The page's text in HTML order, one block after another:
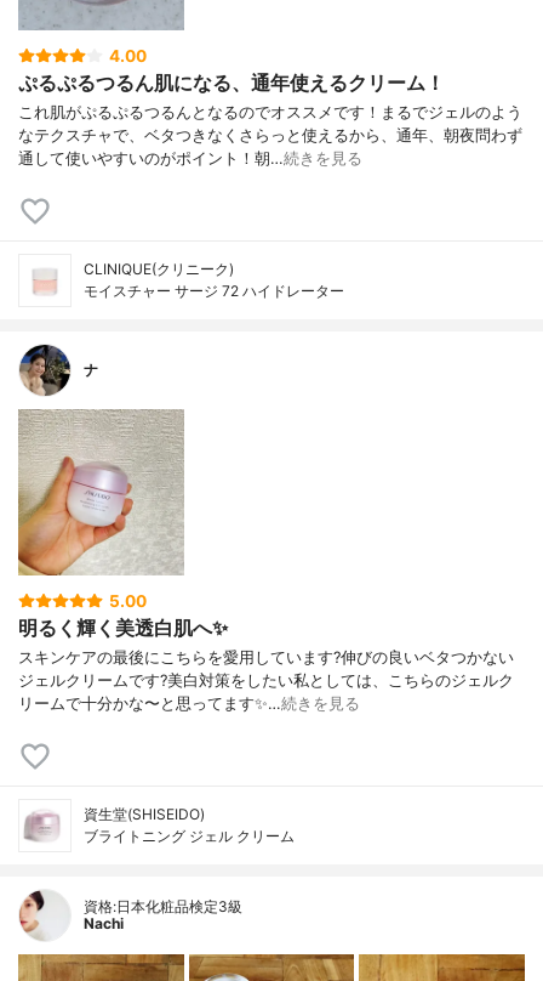
4.00
ぷるぷるつるん肌になる、通年使えるクリーム！
これ肌がぷるぷるつるんとなるのでオススメです！まるでジェルのよう
なテクスチャで、ベタつきなくさらっと使えるから、通年、朝夜問わず
通して使いやすいのがポイント！朝…続きを見る
CLINIQUE(クリニーク)
モイスチャー サージ 72 ハイドレーター
ナ
5.00
明るく輝く美透白肌へ✨
スキンケアの最後にこちらを愛用しています?伸びの良いベタつかない
ジェルクリームです?美白対策をしたい私としては、こちらのジェルク
リームで十分かな〜と思ってます✨…続きを見る
資生堂(SHISEIDO)
ブライトニング ジェル クリーム
資格:日本化粧品検定3級
Nachi